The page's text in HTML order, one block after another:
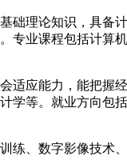
础理论知识，具备
专业课程包括计算
适应能力，能把握
学等。就业方向包
练、数字影像技术